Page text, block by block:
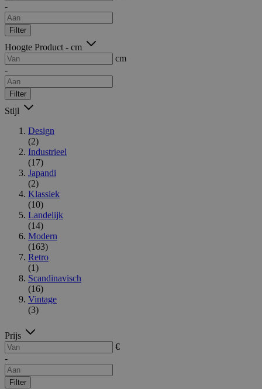
-
Filter
Hoogte Product - cm
cm
-
Filter
Stijl
Design
(2)
Industrieel
(17)
Japandi
(2)
Klassiek
(10)
Landelijk
(14)
Modern
(163)
Retro
(1)
Scandinavisch
(16)
Vintage
(3)
Prijs
€
-
Filter